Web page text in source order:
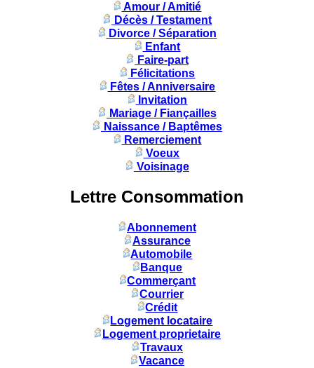
Amour / Amitié
Décès / Testament
Divorce / Séparation
Enfant
Faire-part
Félicitations
Fêtes / Anniversaire
Invitation
Mariage / Fiançailles
Naissance / Baptêmes
Remerciement
Voeux
Voisinage
Lettre Consommation
Abonnement
Assurance
Automobile
Banque
Commerçant
Courrier
Crédit
Logement locataire
Logement proprietaire
Travaux
Vacance